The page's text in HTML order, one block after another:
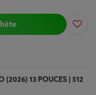
(2026) 13 POUCES | 512